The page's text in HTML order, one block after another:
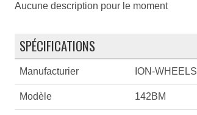
Aucune description pour le moment
SPÉCIFICATIONS
Manufacturier ION-WHEELS
Modèle 142BM